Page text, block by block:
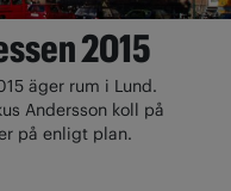
2015
äger rum i Lund.
Andersson koll på
på enligt plan.